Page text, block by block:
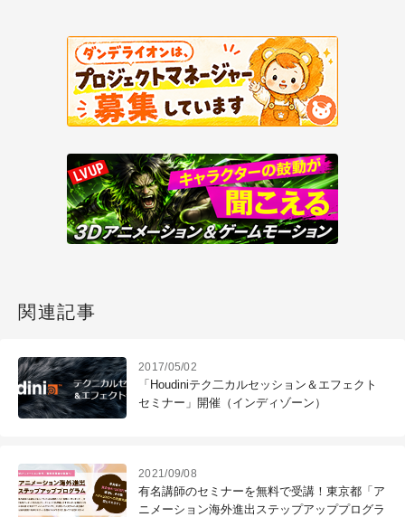
関連記事
2017/05/02
「Houdiniテク二カルセッション＆エフェクト
セミナー」開催（インディゾーン）
2021/09/08
有名講師のセミナーを無料で受講！東京都「ア
ニメーション海外進出ステップアッププログラ